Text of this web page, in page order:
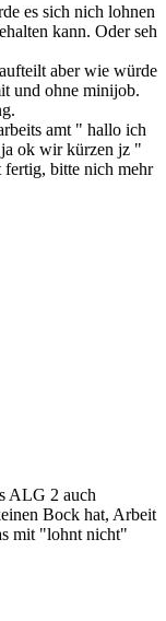
es sich nich lohnen
kann. Oder seh
aber wie würde
und ohne minijob.
amt " hallo ich
ok wir kürzen jz "
fertig, bitte nich mehr
ALG 2 auch
Bock hat, Arbeit
mit "lohnt nicht"